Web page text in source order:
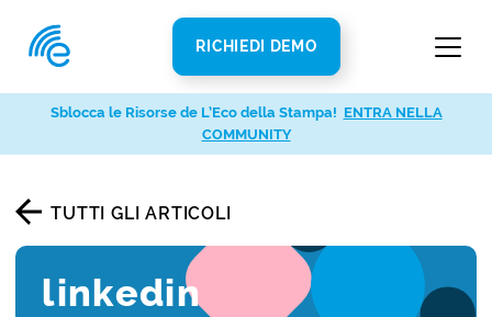
RICHIEDI DEMO
TUTTI GLI ARTICOLI
linkedin
Sblocca le Risorse de L’Eco della Stampa! ENTRA NELLA
COMMUNITY